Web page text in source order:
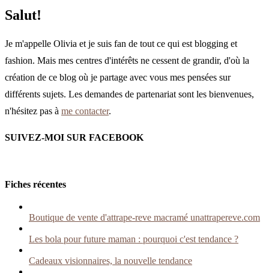
Salut!
Je m'appelle Olivia et je suis fan de tout ce qui est blogging et
fashion. Mais mes centres d'intérêts ne cessent de grandir, d'où la
création de ce blog où je partage avec vous mes pensées sur
différents sujets. Les demandes de partenariat sont les bienvenues,
n'hésitez pas à me contacter.
SUIVEZ-MOI SUR FACEBOOK
Fiches récentes
Boutique de vente d'attrape-reve macramé unattrapereve.com
Les bola pour future maman : pourquoi c'est tendance ?
Cadeaux visionnaires, la nouvelle tendance